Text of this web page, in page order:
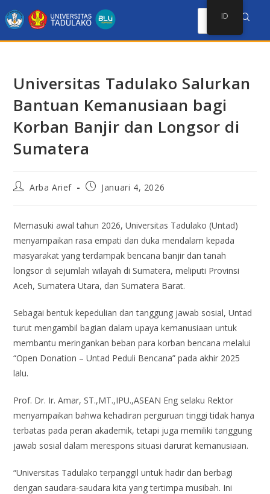
Universitas Tadulako Salurkan
Bantuan Kemanusiaan bagi
Korban Banjir dan Longsor di
Sumatera
Arba Arief Januari 4, 2026
Memasuki awal tahun 2026, Universitas Tadulako (Untad)
menyampaikan rasa empati dan duka mendalam kepada
masyarakat yang terdampak bencana banjir dan tanah
longsor di sejumlah wilayah di Sumatera, meliputi Provinsi
Aceh, Sumatera Utara, dan Sumatera Barat.
Sebagai bentuk kepedulian dan tanggung jawab sosial, Untad
turut mengambil bagian dalam upaya kemanusiaan untuk
membantu meringankan beban para korban bencana melalui
“Open Donation – Untad Peduli Bencana” pada akhir 2025
lalu.
Prof. Dr. Ir. Amar, ST.,MT.,IPU.,ASEAN Eng selaku Rektor
menyampaikan bahwa kehadiran perguruan tinggi tidak hanya
terbatas pada peran akademik, tetapi juga memiliki tanggung
jawab sosial dalam merespons situasi darurat kemanusiaan.
“Universitas Tadulako terpanggil untuk hadir dan berbagi
dengan saudara-saudara kita yang tertimpa musibah. Ini
ID